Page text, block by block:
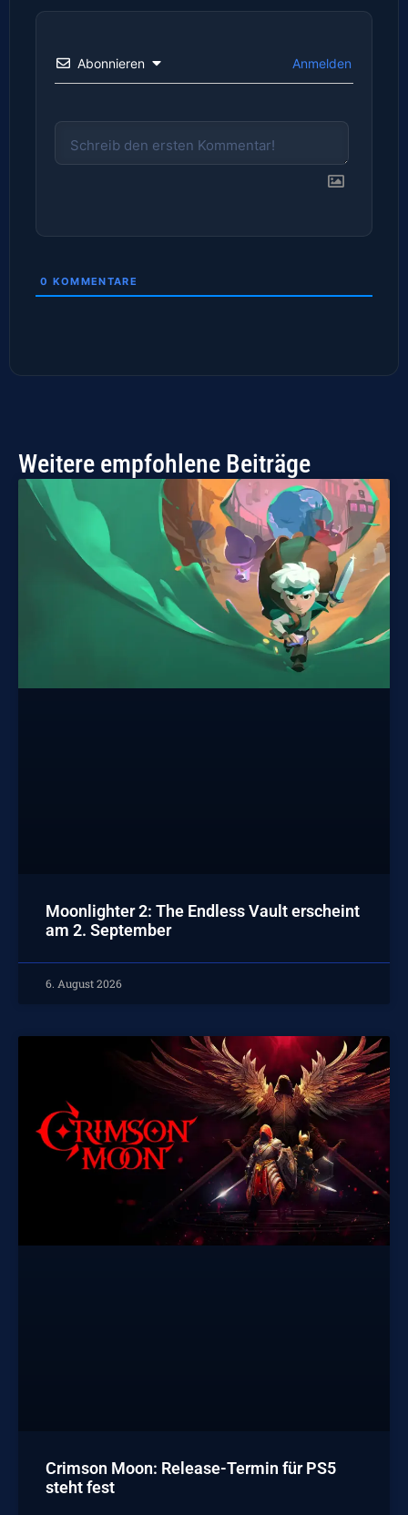
Abonnieren Anmelden
0 KOMMENTARE
Weitere empfohlene Beiträge
Moonlighter 2: The Endless Vault erscheint
am 2. September
6. August 2026
Crimson Moon: Release-Termin für PS5
steht fest